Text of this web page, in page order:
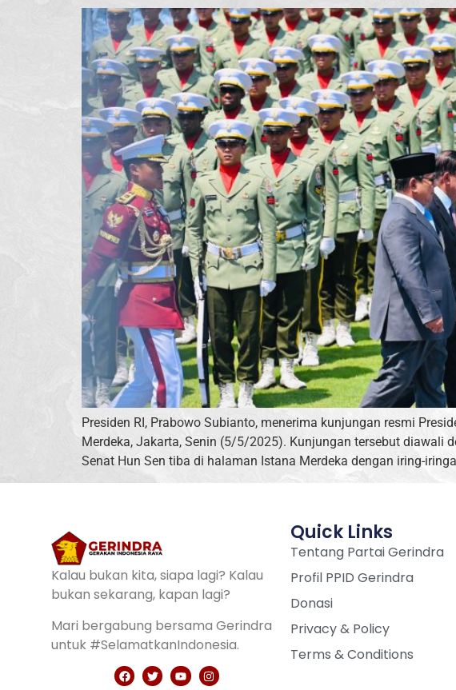
Presiden RI, Prabowo Subianto, menerima kunjungan resmi
Merdeka, Jakarta, Senin (5/5/2025). Kunjungan tersebut diawali
Senat Hun Sen tiba di halaman Istana Merdeka dengan iring-
Kalau bukan kita, siapa lagi? Kalau
bukan sekarang, kapan lagi?
Mari bergabung bersama Gerindra
untuk #SelamatkanIndonesia.
Quick Links
Tentang Partai Gerindra
Profil PPID Gerindra
Donasi
Privacy & Policy
Terms & Conditions